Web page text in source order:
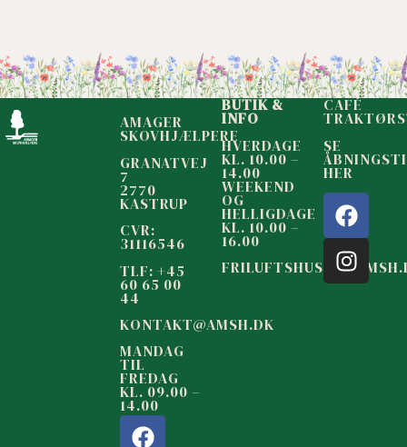
AMAGER
SKOVHJÆLPERE
GRANATVEJ
7
2770
KASTRUP
CVR:
31116546
TLF: +45
60 65 00
44
KONTAKT@AMSH.DK
MANDAG
TIL
FREDAG
KL. 09.00 –
14.00
BUTIK &
INFO
HVERDAGE
KL. 10.00 –
14.00
WEEKEND
OG
HELLIGDAGE
KL. 10.00 –
16.00
CAFÉ
SE
HER